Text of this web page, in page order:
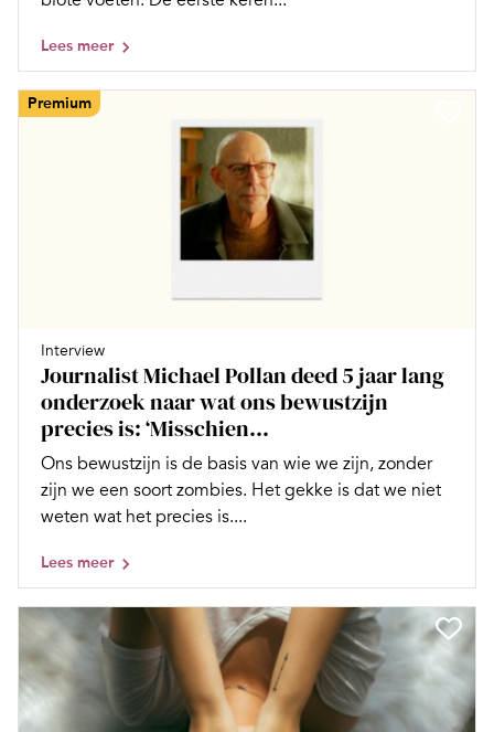
Lees meer
Premium
Interview
Journalist Michael Pollan deed 5 jaar lang
onderzoek naar wat ons bewustzijn
precies is: ‘Misschien...
Ons bewustzijn is de basis van wie we zijn, zonder
zijn we een soort zombies. Het gekke is dat we niet
weten wat het precies is....
Lees meer